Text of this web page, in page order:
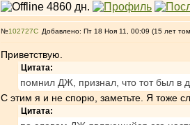
№102727 Добавлено: Пт 18 Ноя 11, 00:09 (15 лет
Приветствую.
Цитата:
помнил ДЖ, признал, что тот был в
С этим я и не спорю, заметьте. Я тоже
Цитата: